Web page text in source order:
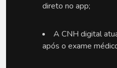
direto no app;
A CNH digital
após o exame